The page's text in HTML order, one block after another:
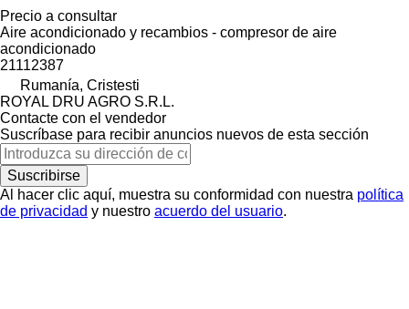
Precio a consultar
Aire acondicionado y recambios - compresor de aire
acondicionado
21112387
Rumanía, Cristesti
ROYAL DRU AGRO S.R.L.
Contacte con el vendedor
Suscríbase para recibir anuncios nuevos de esta sección
Suscribirse
Al hacer clic aquí, muestra su conformidad con nuestra política
de privacidad y nuestro acuerdo del usuario.